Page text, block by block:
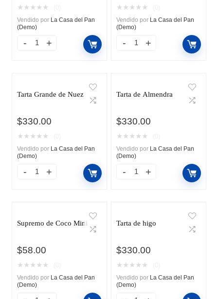
★ ★ ★ ★ ★
Vendido por La Casa del Pan
(Demo)
★ ★ ★ ★ ★
Vendido por La Casa del Pan
(Demo)
Tarta Grande de Nuez
$330.00
★ ★ ★ ★ ★
Vendido por La Casa del Pan
(Demo)
Tarta de Almendra
$330.00
★ ★ ★ ★ ★
Vendido por La Casa del Pan
(Demo)
Supremo de Coco Mini
$58.00
★ ★ ★ ★ ★
Vendido por La Casa del Pan
(Demo)
Tarta de higo
$330.00
★ ★ ★ ★ ★
Vendido por La Casa del Pan
(Demo)